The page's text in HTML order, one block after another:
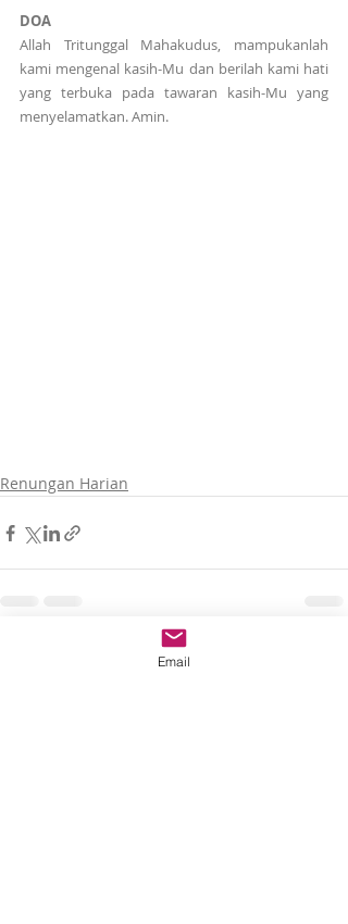
DOA
Allah Tritunggal Mahakudus, mampukanlah
kami mengenal kasih-Mu dan berilah kami hati
yang terbuka pada tawaran kasih-Mu yang
menyelamatkan. Amin.
Renungan Harian
Email